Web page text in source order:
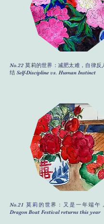
No.22 莫莉的世界：减肥太难，自律反
结 Self-Discipline vs. Human Instinct
No.21 莫莉的世界：又是一年端
Dragon Boat Festival returns this year